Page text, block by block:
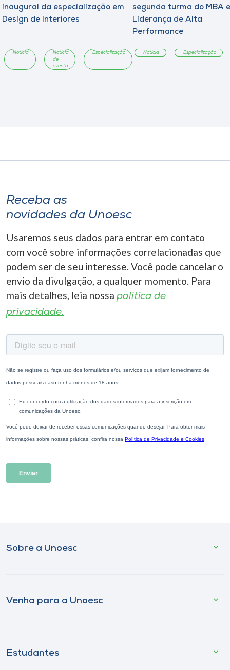
inaugural da especialização em
Design de Interiores
Notícia
Notícia
de
evento
Especialização
segunda turma do MBA
Liderança de Alta
Performance
Notícia Especialização
Receba as
novidades da Unoesc
Usaremos seus dados para entrar em contato
com você sobre informações correlacionadas que
podem ser de seu interesse. Você pode cancelar o
envio da divulgação, a qualquer momento. Para
mais detalhes, leia nossa política de
privacidade.
Sobre a Unoesc
Venha para a Unoesc
Estudantes